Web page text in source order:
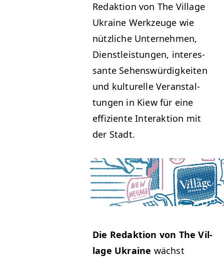
Redak­tion von The Vil­lage
Ukraine Werkzeuge wie
nüt­zliche Unternehmen,
Dien­stleis­tun­gen, inter­es­
sante Sehenswürdigkeit­en
und kul­turelle Ver­anstal­
tun­gen in Kiew für eine
effiziente Inter­ak­tion mit
der Stadt.
Die Redak­tion von The Vil­
lage Ukraine wächst